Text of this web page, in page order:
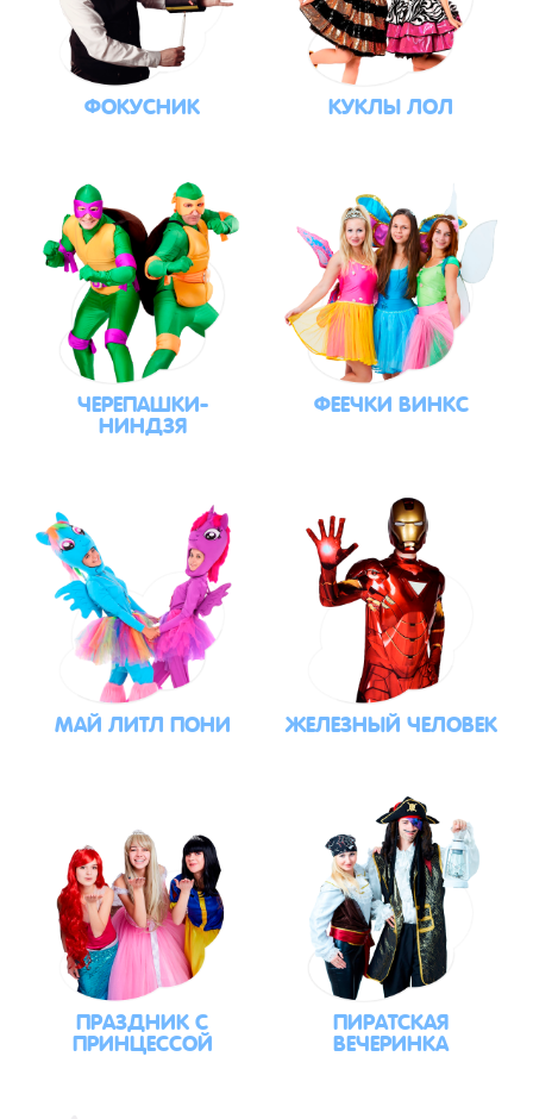
ФОКУСНИК КУКЛЫ ЛОЛ
ЧЕРЕПАШКИ-
НИНДЗЯ ФЕЕЧКИ ВИНКС
МАЙ ЛИТЛ ПОНИ ЖЕЛЕЗНЫЙ ЧЕЛОВЕК
ПРАЗДНИК С
ПРИНЦЕССОЙ ПИРАТСКАЯ
ВЕЧЕРИНКА